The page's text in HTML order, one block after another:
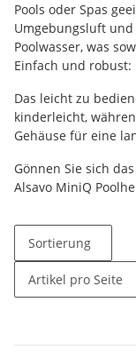
Pools oder Spas
Umgebungsluft
Poolwasser, was
Einfach und robust:
Das leicht zu
kinderleicht,
Gehäuse für eine
Gönnen Sie sich
Alsavo MiniQ
Sortierung
Artikel pro Seite